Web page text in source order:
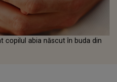
copilul abia născut în buda din